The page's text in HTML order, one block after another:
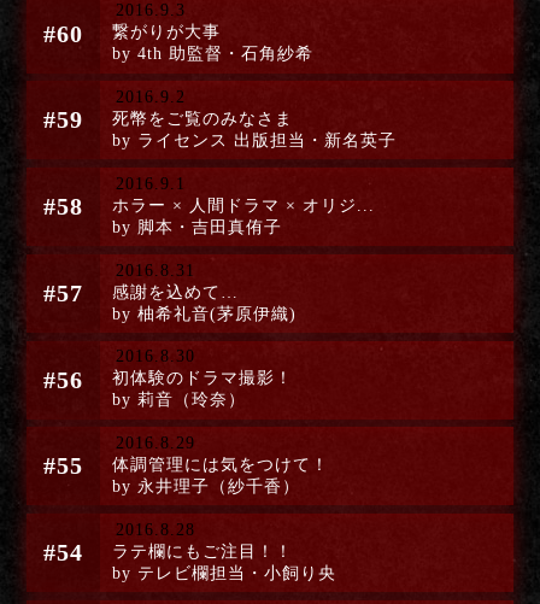
#60
2016.9.3
繋がりが大事
by 4th 助監督・石角紗希
#59
2016.9.2
死幣をご覧のみなさま
by ライセンス 出版担当・新名英子
#58
2016.9.1
ホラー × 人間ドラマ × オリジ...
by 脚本・吉田真侑子
#57
2016.8.31
感謝を込めて…
by 柚希礼音(茅原伊織)
#56
2016.8.30
初体験のドラマ撮影！
by 莉音（玲奈）
#55
2016.8.29
体調管理には気をつけて！
by 永井理子（紗千香）
#54
2016.8.28
ラテ欄にもご注目！！
by テレビ欄担当・小飼り央